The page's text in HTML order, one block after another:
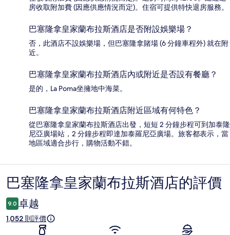
房收取附加費 (因應供應情況而定)。住宿可提供特快退房服務。
巴塞隆拿皇家蘭布拉斯酒店是否附設娛樂場？
否，此酒店不設娛樂場，但巴塞隆拿賭場 (6 分鐘車程外) 就在附
近。
巴塞隆拿皇家蘭布拉斯酒店內或附近是否設有餐廳？
是的，La Poma坐擁地中海菜。
巴塞隆拿皇家蘭布拉斯酒店附近區域有何特色？
從巴塞隆拿皇家蘭布拉斯酒店出發，短短 2 分鐘步程可到加泰隆
尼亞廣場站，2 分鐘步程即達加泰羅尼亞廣場。旅客都表示，當
地區域適合步行，購物活動不錯。
評
價
巴塞隆拿皇家蘭布拉斯酒店的評價
9.0 卓越
1,052 則評價